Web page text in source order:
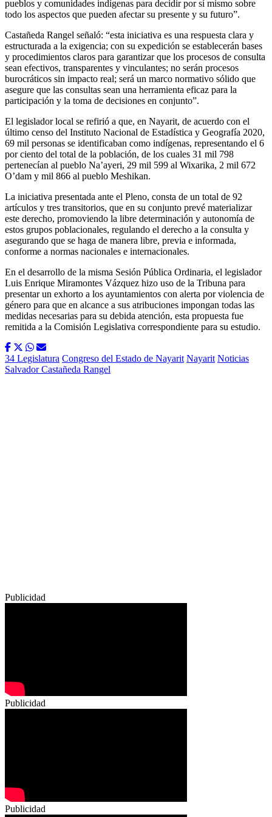
pueblos y comunidades indígenas para decidir por sí mismo sobre
todo los aspectos que pueden afectar su presente y su futuro”.
Castañeda Rangel señaló: “esta iniciativa es una respuesta clara y
estructurada a la exigencia; con su expedición se establecerán bases
y procedimientos claros para garantizar que los procesos de consulta
sean efectivos, transparentes y vinculantes; no serán procesos
burocráticos sin impacto real; será un marco normativo sólido que
asegure que las consultas sean una herramienta eficaz para la
participación y la toma de decisiones en conjunto”.
El legislador local se refirió a que, en Nayarit, de acuerdo con el
último censo del Instituto Nacional de Estadística y Geografía 2020,
69 mil personas se identificaban como indígenas, representando el 6
por ciento del total de la población, de los cuales 31 mil 798
pertenecían al pueblo Na’ayeri, 29 mil 599 al Wixarika, 2 mil 672
O’dam y mil 866 al pueblo Meshikan.
La iniciativa presentada ante el Pleno, consta de un total de 92
artículos y tres transitorios, que en su conjunto prevé materializar
este derecho, promoviendo la libre determinación y autonomía de
estos grupos poblacionales, regulando el derecho a la consulta y
asegurando que se haga de manera libre, previa e informada,
conforme a normas nacionales e internacionales.
En el desarrollo de la misma Sesión Pública Ordinaria, el legislador
Luis Enrique Miramontes Vázquez hizo uso de la Tribuna para
presentar un exhorto a los ayuntamientos con alerta por violencia de
género para que en alcance a sus atribuciones impongan todas las
medidas necesarias para su debida atención, esta propuesta fue
remitida a la Comisión Legislativa correspondiente para su estudio.
34 Legislatura Congreso del Estado de Nayarit Nayarit Noticias
Salvador Castañeda Rangel
Publicidad
Publicidad
Publicidad